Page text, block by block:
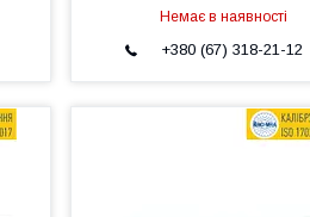
Немає в наявності
+380 (67) 318-21-12